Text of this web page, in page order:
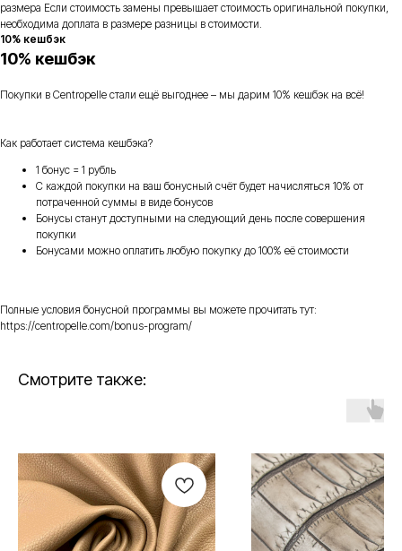
размера Если стоимость замены превышает стоимость оригинальной покупки,
необходима доплата в размере разницы в стоимости.
10% кешбэк
10% кешбэк
Покупки в Centropelle стали ещё выгоднее – мы дарим 10% кешбэк на всё!
Как работает система кешбэка?
1 бонус = 1 рубль
С каждой покупки на ваш бонусный счёт будет начисляться 10% от
потраченной суммы в виде бонусов
Бонусы станут доступными на следующий день после совершения
покупки
Бонусами можно оплатить любую покупку до 100% её стоимости
Полные условия бонусной программы вы можете прочитать тут:
https://centropelle.com/bonus-program/
Смотрите также: